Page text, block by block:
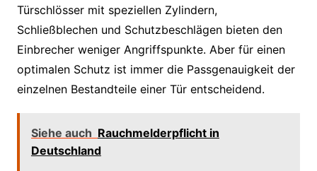
Türschlösser mit speziellen Zylindern,
Schließblechen und Schutzbeschlägen bieten den
Einbrecher weniger Angriffspunkte. Aber für einen
optimalen Schutz ist immer die Passgenauigkeit der
einzelnen Bestandteile einer Tür entscheidend.
Siehe auch Rauchmelderpflicht in
Deutschland